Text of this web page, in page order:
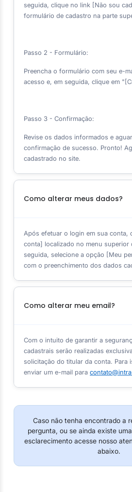
seguida, clique no link [Não sou
formulário de cadastro na parte
Passo 2 - Formulário:
Preencha o formulário com seu e-
acesso e, em seguida, clique em
Passo 3 - Confirmação:
Revise os dados informados e
confirmação de sucesso. Pronto!
cadastrado no site.
Como alterar meus dados?
Após efetuar o login em sua conta,
conta] localizado no menu superior
seguida, selecione a opção [Meu
com o preenchimento dos dados
Como alterar meu email?
Com o intuito de garantir a
cadastrais serão realizadas
solicitação do titular da conta. Para
enviar um e-mail para
Caso não tenha encontrado a
pergunta, ou se ainda existe
esclarecimento acesse nosso
abaixo.